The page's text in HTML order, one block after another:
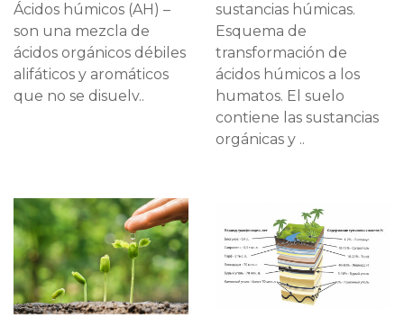
Ácidos húmicos (AH) –
son una mezcla de
ácidos orgánicos débiles
alifáticos y aromáticos
que no se disuelv..
sustancias húmicas.
Esquema de
transformación de
ácidos húmicos a los
humatos. El suelo
contiene las sustancias
orgánicas y ..